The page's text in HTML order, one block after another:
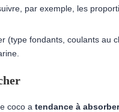
par exemple, les
(type fondants, coulants au
coco a tendance à